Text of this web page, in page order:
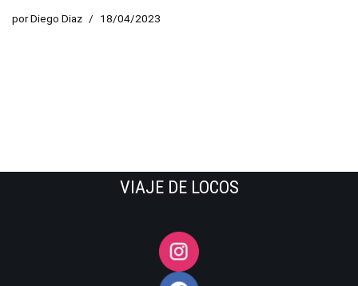
porDiego Diaz 18/04/2023
VIAJE DE LOCOS